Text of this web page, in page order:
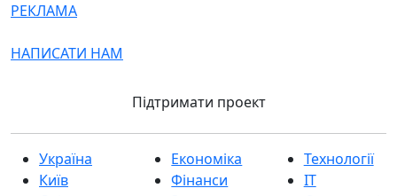
РЕКЛАМА
НАПИСАТИ НАМ
Підтримати проект
Україна
Київ
Економіка
Фінанси
Технології
IT